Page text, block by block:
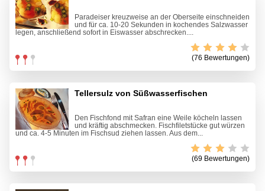
Paradeiser kreuzweise an der Oberseite einschneiden
und für ca. 10-20 Sekunden in kochendes Salzwasser
legen, anschließend sofort in Eiswasser abschrecken....
(76 Bewertungen)
Tellersulz von Süßwasserfischen
Den Fischfond mit Safran eine Weile köcheln lassen
und kräftig abschmecken. Fischfiletstücke gut würzen
und ca. 4-5 Minuten im Fischsud ziehen lassen. Aus dem...
(69 Bewertungen)